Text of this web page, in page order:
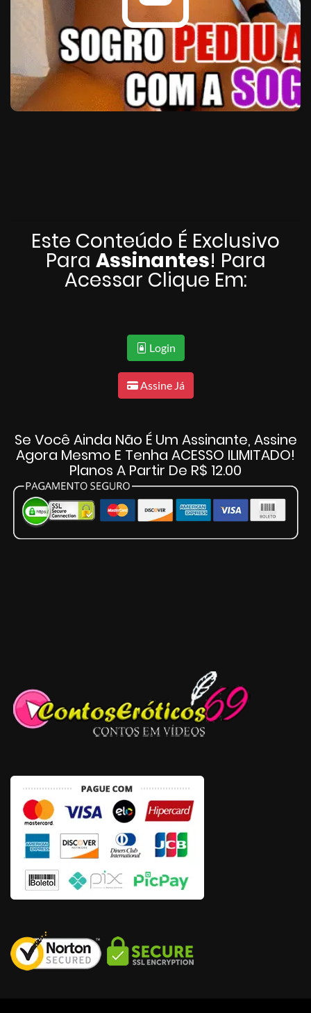
Este Conteúdo É Exclusivo
Para Assinantes! Para
Acessar Clique Em:
Login
Assine Já
Se Você Ainda Não É Um Assinante, Assine
Agora Mesmo E Tenha ACESSO ILIMITADO!
Planos A Partir De R$ 12.00